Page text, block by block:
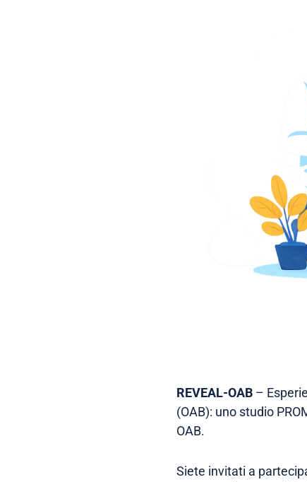
REVEAL-OAB –
(OAB): uno studio
OAB.
Siete invitati a